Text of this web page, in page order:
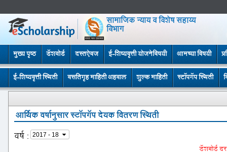
सामाजिक न्याय व विशेष सहाय्य
विभाग
मुख्य पृष्ठ डॅशबोर्ड दस्तऐवज ई-शिष्यवृत्ती योजनेविषयी आमच्या विषयी
ई-शिष्यवृत्ती स्थिती वसतिगृह माहिती अहवाल शुल्क माहिती स्टॉपगॅप स्थिती
आर्थिक वर्षानुसार स्टॉपगॅप देयक वितरण स्थिती
वर्ष :
डॅशबोर्ड